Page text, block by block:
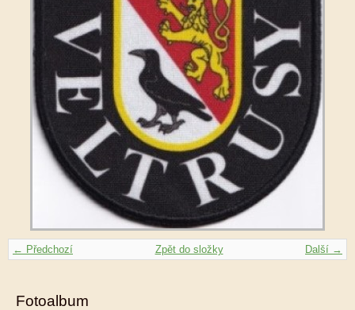
← Předchozí Další →
Zpět do složky
Fotoalbum